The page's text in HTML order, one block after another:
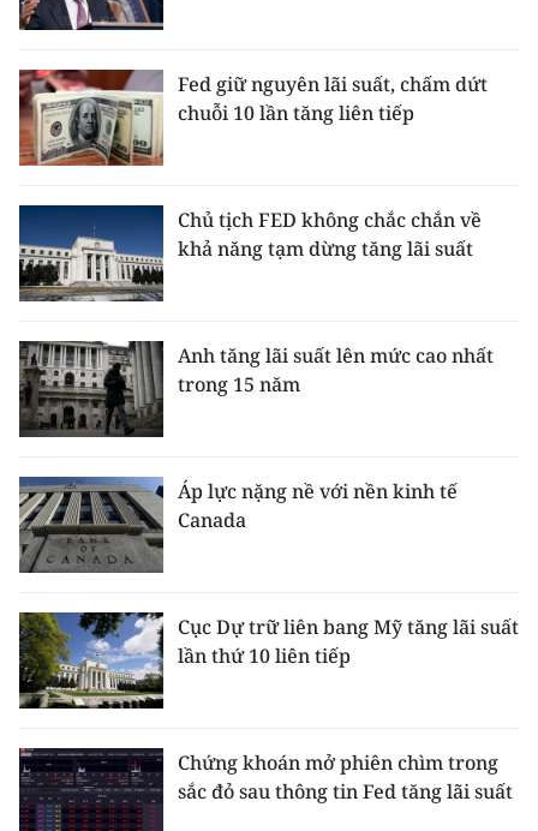
Video
Media Chính trị
Media Kinh tế
Media Xã hội
Media Pháp luật
Media Du lịch
Media Thế giới
Media Giáo dục
Media Y tế
Media Khoa học - Công nghệ
Media Môi trường
Infographic
Fed giữ nguyên lãi suất, chấm dứt
chuỗi 10 lần tăng liên tiếp
Chủ tịch FED không chắc chắn về
khả năng tạm dừng tăng lãi suất
Anh tăng lãi suất lên mức cao nhất
trong 15 năm
Áp lực nặng nề với nền kinh tế
Canada
Cục Dự trữ liên bang Mỹ tăng lãi suất
lần thứ 10 liên tiếp
Chứng khoán mở phiên chìm trong
sắc đỏ sau thông tin Fed tăng lãi suất